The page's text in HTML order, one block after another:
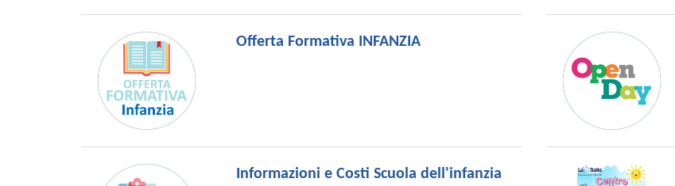
Offerta Formativa INFANZIA
Informazioni e Costi Scuola dell'infanzia